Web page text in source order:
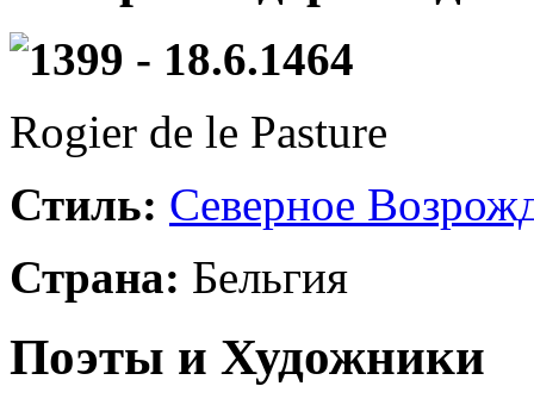
1399 - 18.6.1464
Rogier de le Pasture
Стиль: Северное
Страна: Бельгия
Поэты и Художники